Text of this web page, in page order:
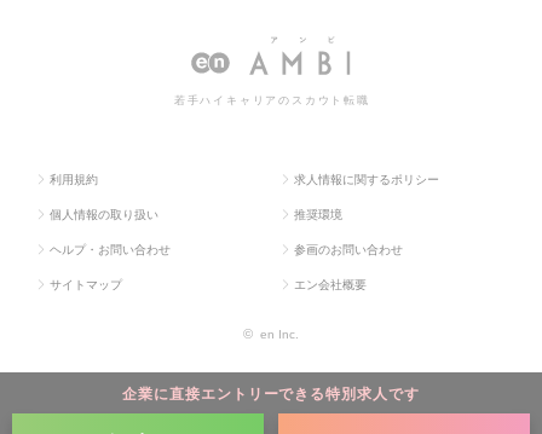
企業に直接エントリーできる特別求人です
メカニックの転 半導体に不可欠の「水処理装置」の
若手ハイキャリアのスカウト転職
利用規約 求人情報に関するポリシー
個人情報の取り扱い 推奨環境
ヘルプ・お問い合わせ 参画のお問い合わせ
サイトマップ エン会社概要
© en Inc.